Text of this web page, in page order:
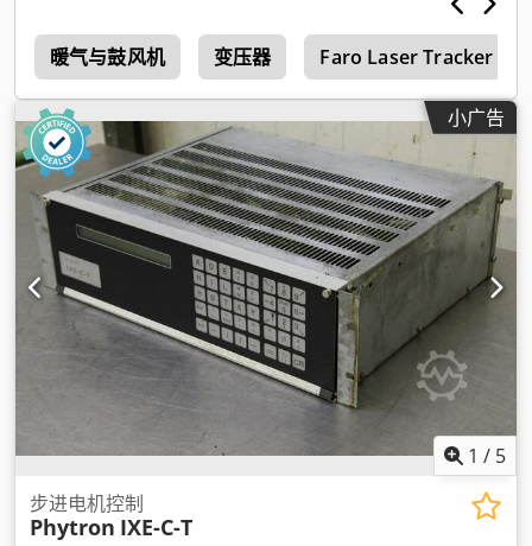
暖气与鼓风机 变压器 Faro Laser Tracker
小广告
1 / 5
步进电机控制
Phytron IXE-C-T